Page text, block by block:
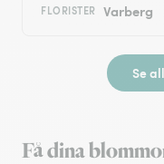
FLORISTER Varberg
Se
Få dina